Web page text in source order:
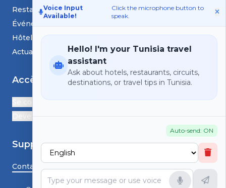
Voice Input
Available!
Click the microphone button to
speak.
Hello! I'm your Tunisia travel
assistant
Ask about hotels, restaurants, circuits,
destinations, or travel tips in Tunisia.
Auto-send: ON
Restaurants
Événements
Hôtels
Actualités et blogs
Accès
Se connecter
Support
Contactez-nous